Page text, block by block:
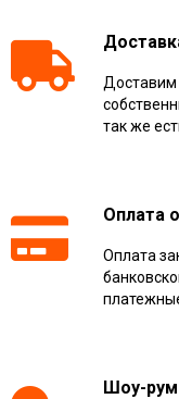
Доставим
так же
Оплата
Оплата
Шоу-рум